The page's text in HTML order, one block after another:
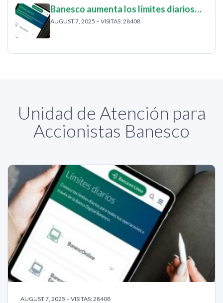
Banesco aumenta los límites diarios…
AUGUST 7, 2025 – VISITAS: 28408
Unidad de Atención para
Accionistas Banesco
AUGUST 7, 2025 – VISITAS: 28408